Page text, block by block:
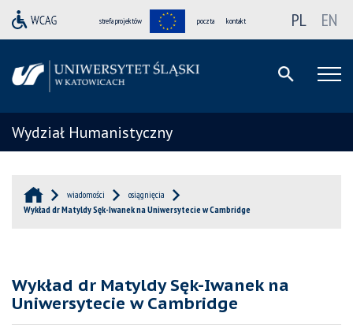
strefa projektów poczta kontakt PL EN
Wydział Humanistyczny
wiadomości
osiągnięcia
Wykład dr Matyldy Sęk-Iwanek na Uniwersytecie w Cambridge
Wykład dr Matyldy Sęk-Iwanek na
Uniwersytecie w Cambridge